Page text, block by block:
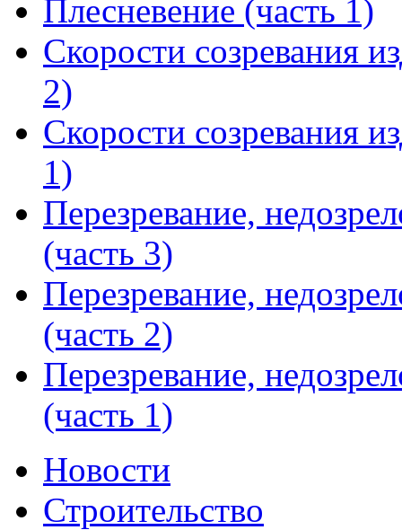
Плесневение (часть 1)
Скорости созревания
2)
Скорости созревания
1)
Перезревание,
(часть 3)
Перезревание,
(часть 2)
Перезревание,
(часть 1)
Новости
Строительство